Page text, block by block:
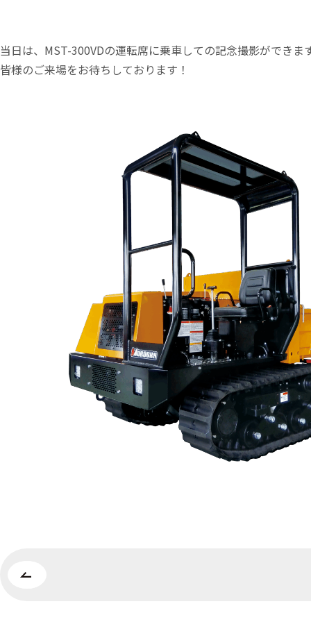
当日は、MST-300VDの運転席に乗車しての記念撮影ができま
皆様のご来場をお待ちしております！